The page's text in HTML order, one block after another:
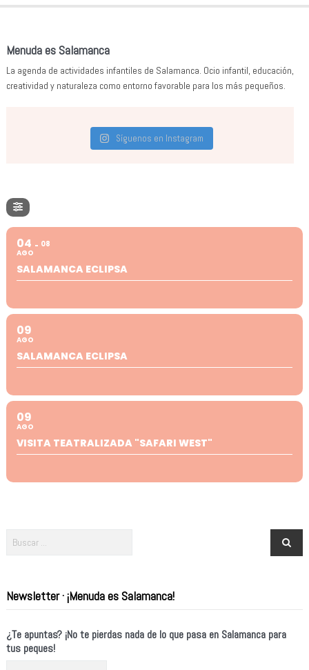
Menuda es Salamanca
La agenda de actividades infantiles de Salamanca. Ocio infantil, educación,
creatividad y naturaleza como entorno favorable para los más pequeños.
Síguenos en Instagram
04
AGO
08
SALAMANCA ECLIPSA
09
AGO
SALAMANCA ECLIPSA
09
AGO
VISITA TEATRALIZADA "SAFARI WEST"
Newsletter · ¡Menuda es Salamanca!
¿Te apuntas? ¡No te pierdas nada de lo que pasa en Salamanca para
tus peques!